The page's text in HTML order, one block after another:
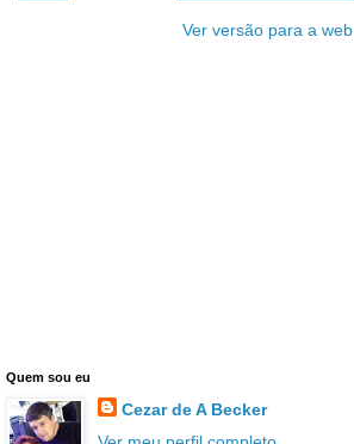
Ver versão para a web
Quem sou eu
Cezar de A Becker